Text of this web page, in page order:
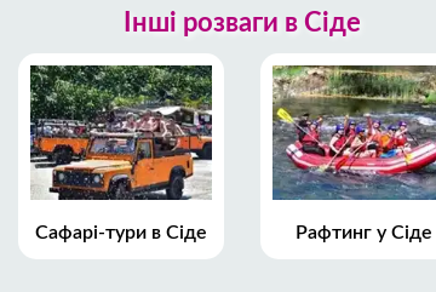
Інші розваги в Сіде
Сафарі-тури в Сіде Рафтинг у Сіде